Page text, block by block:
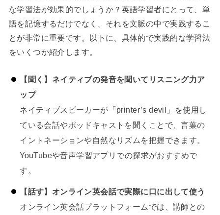
な学習法が効果的でしょうか？英語学習者にとって、単
語を記憶するだけでなく、それを文脈の中で実践するこ
とが非常に重要です。以下に、具体的で実践的な学習法
をいくつか紹介します。
【聞く】ネイティブの発音を聞いてリスニング力ア
ップ
ネイティブスピーカーが「printer’s devil」を使用し
ている会話やポッドキャストを聞くことで、言葉の
イントネーションや自然なリズムを把握できます。
YouTubeや音声学習アプリでの探求がおすすめで
す。
【話す】オンライン英会話で実際に口に出して使う
オンライン英会話プラットフォームでは、講師との